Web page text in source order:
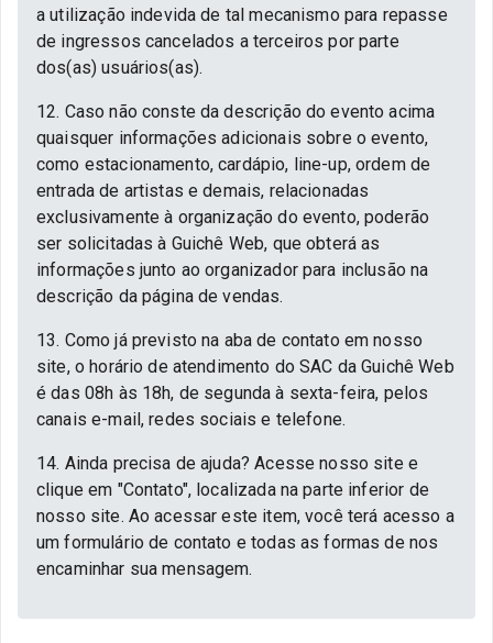
a utilização indevida de tal mecanismo para repasse
de ingressos cancelados a terceiros por parte
dos(as) usuários(as).
12. Caso não conste da descrição do evento acima
quaisquer informações adicionais sobre o evento,
como estacionamento, cardápio, line-up, ordem de
entrada de artistas e demais, relacionadas
exclusivamente à organização do evento, poderão
ser solicitadas à Guichê Web, que obterá as
informações junto ao organizador para inclusão na
descrição da página de vendas.
13. Como já previsto na aba de contato em nosso
site, o horário de atendimento do SAC da Guichê Web
é das 08h às 18h, de segunda à sexta-feira, pelos
canais e-mail, redes sociais e telefone.
14. Ainda precisa de ajuda? Acesse nosso site e
clique em "Contato", localizada na parte inferior de
nosso site. Ao acessar este item, você terá acesso a
um formulário de contato e todas as formas de nos
encaminhar sua mensagem.